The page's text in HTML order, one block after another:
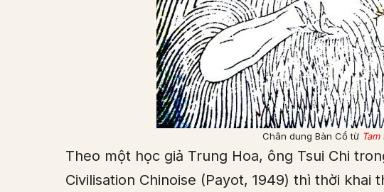
Chân dung Bàn Cổ từ
Theo một học giả Trung Hoa, ông Tsui Chi
Civilisation Chinoise (Payot, 1949) thì thời khai